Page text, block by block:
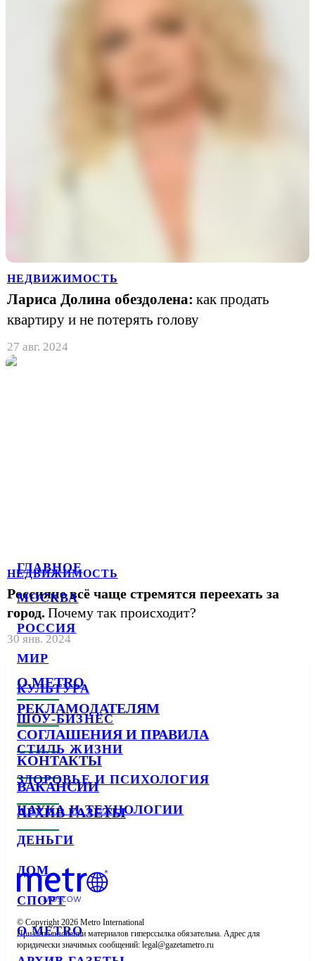
ГЛАВНОЕ
МОСКВА
РОССИЯ
МИР
КУЛЬТУРА
ШОУ-БИЗНЕС
СТИЛЬ ЖИЗНИ
ЗДОРОВЬЕ И ПСИХОЛОГИЯ
НАУКА И ТЕХНОЛОГИИ
ДЕНЬГИ
ДОМ
СПОРТ
О METRO
НЕДВИЖИМОСТЬ
Лариса Долина обездолена: как продать
квартиру и не потерять голову
27 авг. 2024
НЕДВИЖИМОСТЬ
Россияне всё чаще стремятся переехать за
город. Почему так происходит?
30 янв. 2024
О METRO
РЕКЛАМОДАТЕЛЯМ
СОГЛАШЕНИЯ И ПРАВИЛА
КОНТАКТЫ
ВАКАНСИИ
АРХИВ ГАЗЕТЫ
© Copyright 2026 Metro International
При использовании материалов гиперссылка обязательна. Адрес для
юридически значимых сообщений: